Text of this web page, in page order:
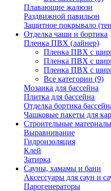
Плавающие жалюзи
Раздвижной павильон
Защитное покрывало
Отделка чаши и бортика
Пленка ПВХ (лайнер)
Пленка ПВХ с
Пленка ПВХ с
Пленка ПВХ с
Все категории (9)
Мозаика для бассейна
Плитка для бассейна
Отделка бортика
Чашковые пакеты для
Строительные материалы
Выравнивание
Гидроизоляция
Клей
Затирка
Сауны, хамамы и бани
Аксессуары для саун и
Парогенераторы